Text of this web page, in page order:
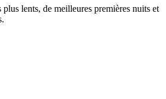
plus lents, de meilleures premières nuits et